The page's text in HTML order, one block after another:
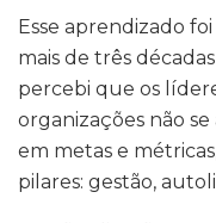
Esse aprendizado
mais de três
percebi que os
organizações não
em metas e
pilares: gestão,